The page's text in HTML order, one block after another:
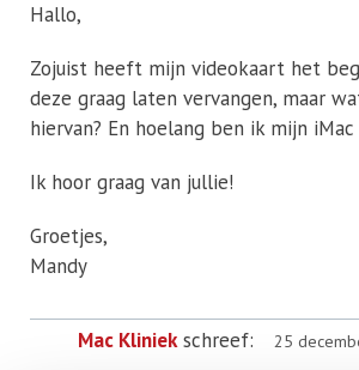
Hallo,
Zojuist heeft mijn videokaart het
deze graag laten vervangen, maar
hiervan? En hoelang ben ik mijn
Ik hoor graag van jullie!
Groetjes,
Mandy
Mac Kliniek schreef: 25